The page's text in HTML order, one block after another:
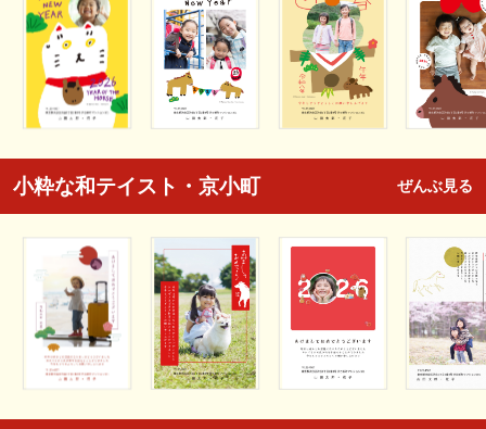
小粋な和テイスト・京小町 ぜんぶ見る